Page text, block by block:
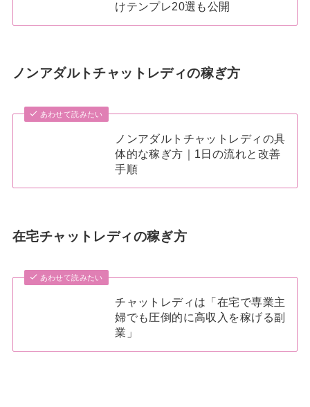
けテンプレ20選も公開
ノンアダルトチャットレディの稼ぎ方
あわせて読みたい
ノンアダルトチャットレディの具
体的な稼ぎ方｜1日の流れと改善
手順
在宅チャットレディの稼ぎ方
あわせて読みたい
チャットレディは「在宅で専業主
婦でも圧倒的に高収入を稼げる副
業」